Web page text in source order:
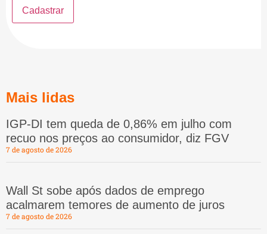
Mais lidas
IGP-DI tem queda de 0,86% em julho com
recuo nos preços ao consumidor, diz FGV
7 de agosto de 2026
Wall St sobe após dados de emprego
acalmarem temores de aumento de juros
7 de agosto de 2026